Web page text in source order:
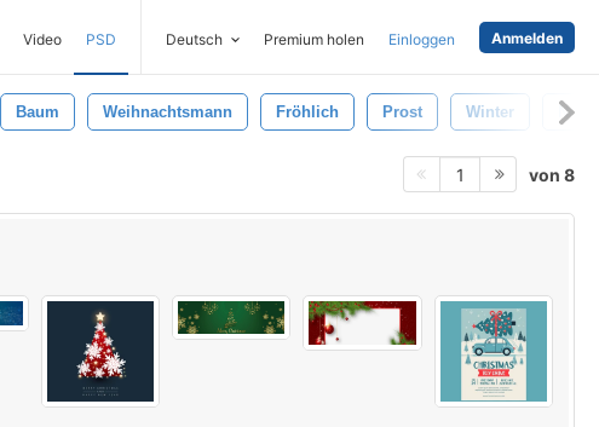
Video PSD Deutsch Premium holen Einloggen Anmelden
Baum Weihnachtsmann Fröhlich Prost Winter Neu
1 von 8